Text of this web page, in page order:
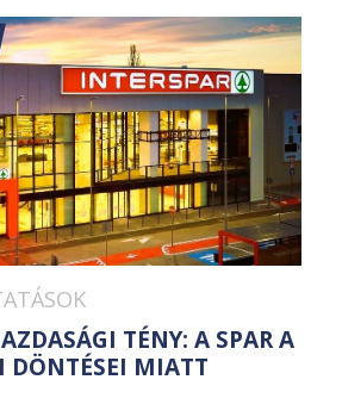
TÉNY: A SPAR A
DÖNTÉSEI MIATT